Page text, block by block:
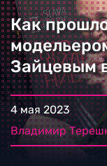
Как
Зайцевым
4 мая 2023
Владимир